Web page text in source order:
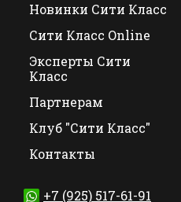
Новинки Сити Класс
Сити Класс Online
Эксперты Сити
Класс
Партнерам
Клуб "Сити Класс"
Контакты
+7 (925) 517-61-91